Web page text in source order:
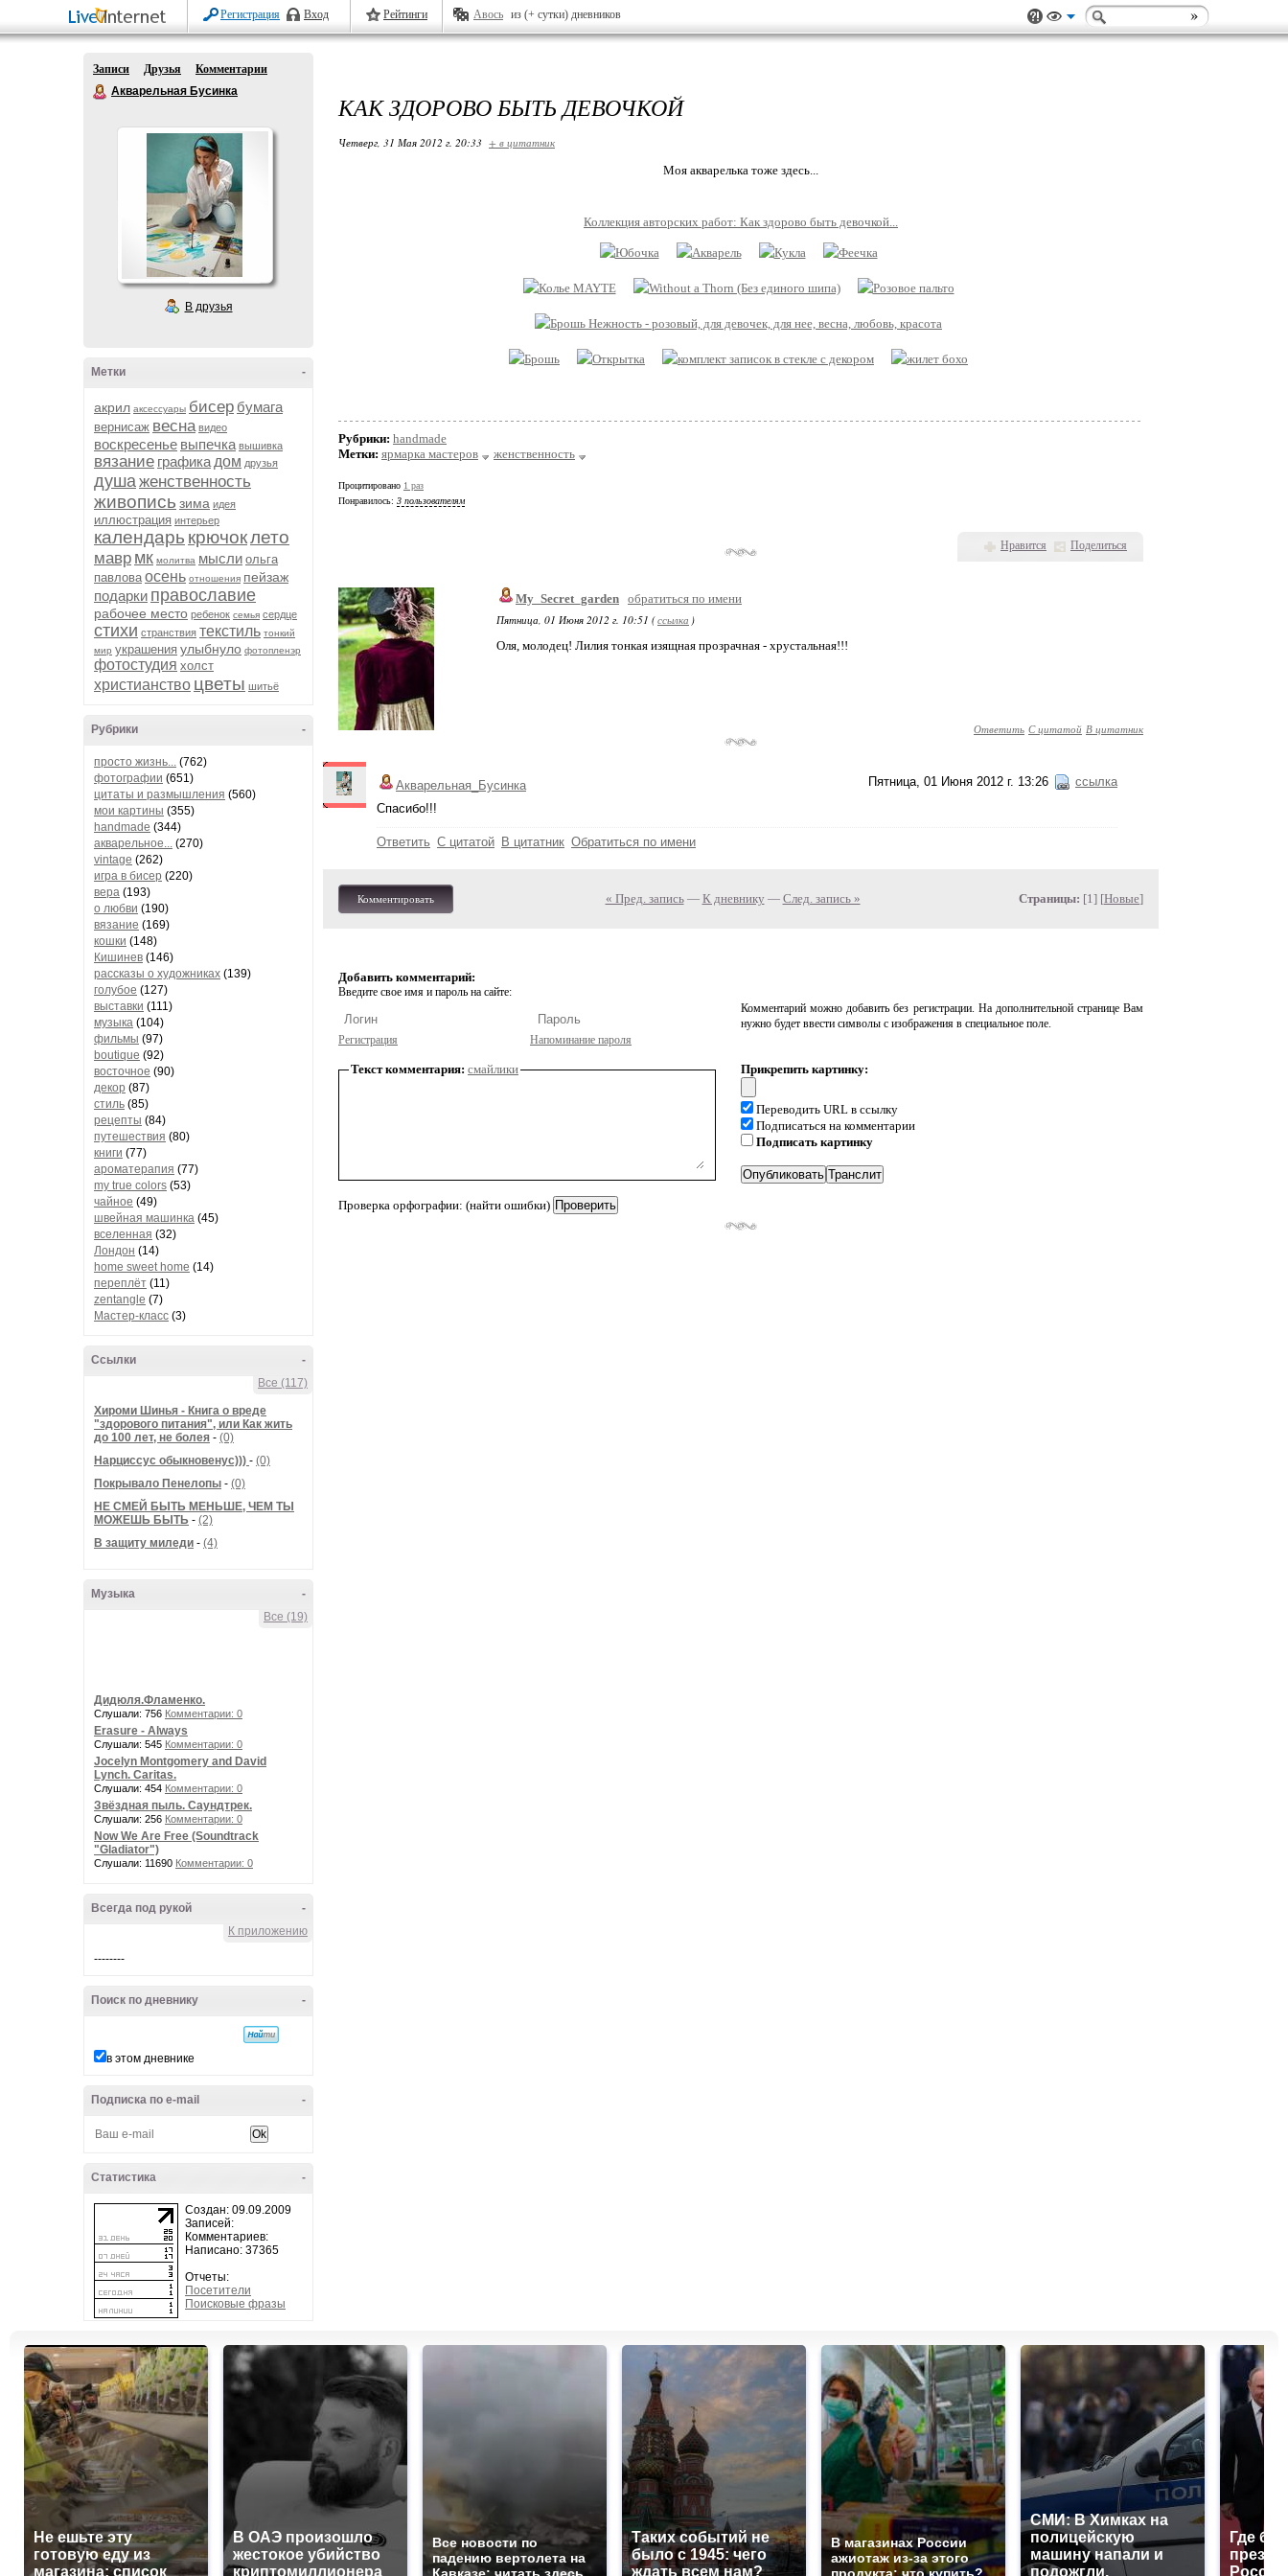
Регистрация Вход Рейтинги Авось из (+ сутки) дневников
Записи Друзья
Комментарии
Акварельная Бусинка
В друзья
-
Метки
акрил аксессуары бисер бумага
вернисаж весна видео
воскресенье выпечка вышивка
вязание графика дом друзья
душаженственность
живопись зима идея
иллюстрация интерьер
календарь крючоклето
мавр мк молитва мысли ольга
павлова осень отношения пейзаж
подарки православие
рабочее место ребенок семья сердце
стихи странствия текстиль тонкий
мир украшения улыбнуло фотопленэр
фотостудия холст
христианство цветы шитьё
-
Рубрики
просто жизнь... (762)
фотографии (651)
цитаты и размышления (560)
мои картины (355)
handmade (344)
акварельное... (270)
vintage (262)
игра в бисер (220)
вера (193)
о любви (190)
вязание (169)
кошки (148)
Кишинев (146)
рассказы о художниках (139)
голубое (127)
выставки (111)
музыка (104)
фильмы (97)
boutique (92)
восточное (90)
декор (87)
стиль (85)
рецепты (84)
путешествия (80)
книги (77)
ароматерапия (77)
my true colors (53)
чайное (49)
швейная машинка (45)
вселенная (32)
Лондон (14)
home sweet home (14)
переплёт (11)
zentangle (7)
Мастер-класс (3)
-
Ссылки
Все (117)
Хироми Шинья - Книга о вреде
"здорового питания", или Как жить
до 100 лет, не болея - (0)
Нарциссус обыкновенус))) - (0)
Покрывало Пенелопы - (0)
НЕ СМЕЙ БЫТЬ МЕНЬШЕ, ЧЕМ ТЫ
МОЖЕШЬ БЫТЬ - (2)
В защиту миледи - (4)
-
Музыка
Все (19)
Дидюля.Фламенко.
Слушали: 756 Комментарии: 0
Erasure - Always
Слушали: 545 Комментарии: 0
Jocelyn Montgomery and David
Lynch. Caritas.
Слушали: 454 Комментарии: 0
Звёздная пыль. Саундтрек.
Слушали: 256 Комментарии: 0
Now We Are Free (Soundtrack
"Gladiator")
Слушали: 11690 Комментарии: 0
-
Всегда под рукой
К приложению
--------
-
Поиск по дневнику
в этом дневнике
-
Подписка по e-mail
-
Статистика
Создан: 09.09.2009
Записей:
Комментариев:
Написано: 37365
Отчеты:
Посетители
Поисковые фразы
КАК ЗДОРОВО БЫТЬ ДЕВОЧКОЙ
Четверг, 31 Мая 2012 г. 20:33 + в цитатник
Моя акварелька тоже здесь...
Коллекция авторских работ: Как здорово быть девочкой...
Рубрики: handmade
Метки: ярмарка мастеров женственность
Процитировано 1 раз
Понравилось: 3 пользователям
Нравится Поделиться
My_Secret_garden обратиться по имени
Пятница, 01 Июня 2012 г. 10:51 (ссылка )
Оля, молодец! Лилия тонкая изящная прозрачная - хрустальная!!!
Ответить С цитатой В цитатник
Пятница, 01 Июня 2012 г. 13:26 ссылка
Акварельная_Бусинка
Спасибо!!!
Ответить С цитатой В цитатник Обратиться по имени
Комментировать « Пред. запись— К дневнику — След. запись » Страницы: [1] [Новые]
Добавить комментарий:
Введите свое имя и пароль на сайте:
Регистрация Напоминание пароля
Комментарий можно добавить без регистрации. На дополнительной странице Вам
нужно будет ввести символы с изображения в специальное поле.
Текст комментария: смайлики
Проверка орфографии: (найти ошибки)
Прикрепить картинку:
Переводить URL в ссылку
Подписаться на комментарии
Подписать картинку
Не ешьте эту
готовую еду из
магазина: список
В ОАЭ произошло
жестокое убийство
криптомиллионера
Все новости по
падению вертолета на
Таких событий не
было с 1945: чего
ждать всем нам?
В магазинах России
ажиотаж из-за этого
СМИ: В Химках на
полицейскую
машину напали и
подожгли.
Где